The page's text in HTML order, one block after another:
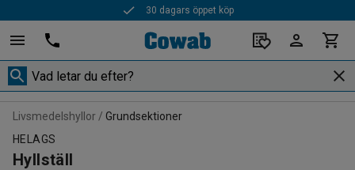
30 dagars öppet köp
Livsmedelshyllor
Grundsektioner
HELAGS
Hyllställ